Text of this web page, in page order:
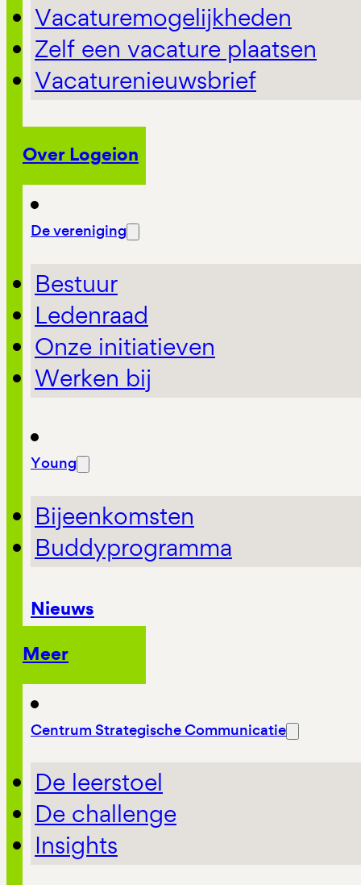
Vacaturemogelijkheden
Zelf een vacature plaatsen
Vacaturenieuwsbrief
Over Logeion
De vereniging
Bestuur
Ledenraad
Onze initiatieven
Werken bij
Young
Bijeenkomsten
Buddyprogramma
Nieuws
Meer
Centrum Strategische Communicatie
De leerstoel
De challenge
Insights